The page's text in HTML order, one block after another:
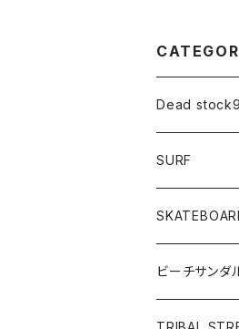
Dead
SURF
WetSuits(ウ
Surf Board(
OTHERS(サ
CLOTHING(
DECK(デッキ
ビーチサンダ